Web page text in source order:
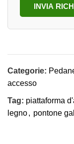
INVIA
Categorie:
accesso
Tag: piattaforma
legno, pontone